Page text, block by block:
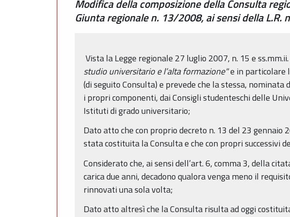
Modifica della composizione della Consulta
Giunta regionale n. 13/2008, ai sensi della L.R.
Vista la Legge regionale 27 luglio 2007, n. 15 e
studio universitario e l’alta formazione"e in particolare
(di seguito Consulta) e prevede che la stessa,
i propri componenti, dai Consigli studenteschi delle
Istituti di grado universitario;
Dato atto che con proprio decreto n. 13 del 23
stata costituita la Consulta e che con propri successivi
Considerato che, ai sensi dell’art. 6, comma 3, della
carica due anni, decadono qualora venga meno il
rinnovati una sola volta;
Dato atto altresì che la Consulta risulta ad oggi